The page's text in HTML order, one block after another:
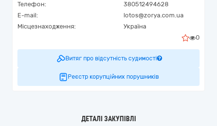
Телефон:
380512494628
E-mail:
lotos@zorya.com.ua
Місцезнаходження:
Україна
0
Витяг про відсутність судимості
Реєстр корупційних порушників
ДЕТАЛІ ЗАКУПІВЛІ